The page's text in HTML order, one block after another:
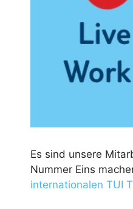
Es sind unsere
Nummer Eins
internationalen TUI